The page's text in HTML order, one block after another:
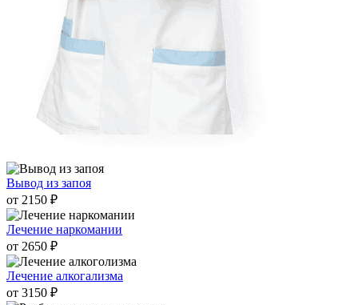
Вывод из запоя
от 2150 ₽
Лечение наркомании
от 2650 ₽
Лечение алкогализма
от 3150 ₽